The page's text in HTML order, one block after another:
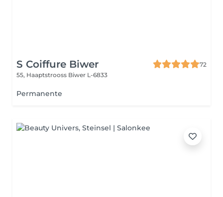
S Coiffure Biwer
72
55, Haaptstrooss Biwer L-6833
Permanente